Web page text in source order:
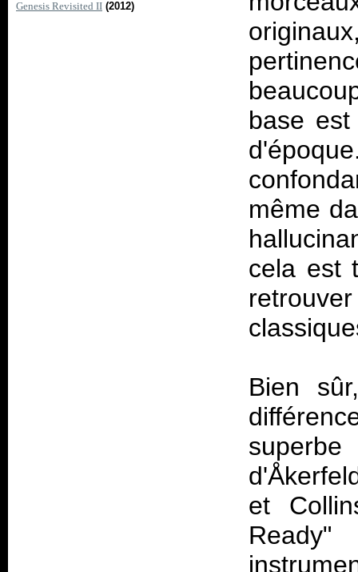
Genesis Revisited II (2012)
base
même
cela est
Bien
et